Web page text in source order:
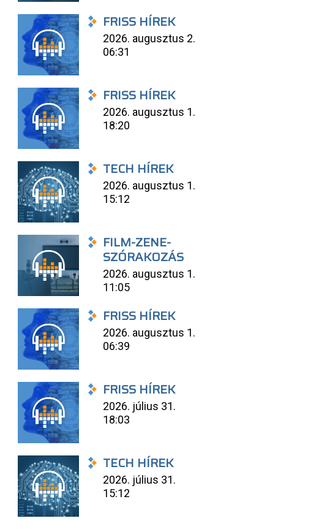
FRISS HÍREK
2026. augusztus 2.
06:31
FRISS HÍREK
2026. augusztus 1.
18:20
TECH HÍREK
2026. augusztus 1.
15:12
FILM-ZENE-
SZÓRAKOZÁS
2026. augusztus 1.
11:05
FRISS HÍREK
2026. augusztus 1.
06:39
FRISS HÍREK
2026. július 31.
18:03
TECH HÍREK
2026. július 31.
15:12